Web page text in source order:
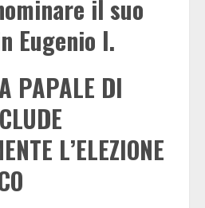
il suo
Eugenio I.
PAPALE DI
L’ELEZIONE